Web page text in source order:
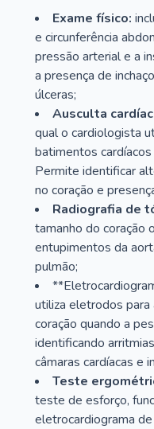
Exame físico:
e circunferência
pressão arterial e a
a presença de
úlceras;
Ausculta
qual o cardiologista
batimentos
Permite identificar
no coração e
Radiografia de
tamanho do coração
entupimentos da
pulmão;
utiliza eletrodos para
coração quando a
identificando
câmaras cardíacas e
Teste
teste de esforço,
eletrocardiograma